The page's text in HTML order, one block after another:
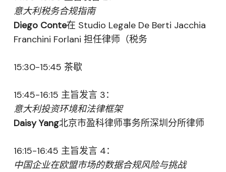
意大利税务合规指南
Diego Conte在 Studio Legale De Berti Jacchia
Franchini Forlani 担任律师（税务
15:30-15:45 茶歇
15:45-16:15 主旨发言 3：
意大利投资环境和法律框架
Daisy Yang北京市盈科律师事务所深圳分所律师
16:15-16:45 主旨发言 4：
中国企业在欧盟市场的数据合规风险与挑战